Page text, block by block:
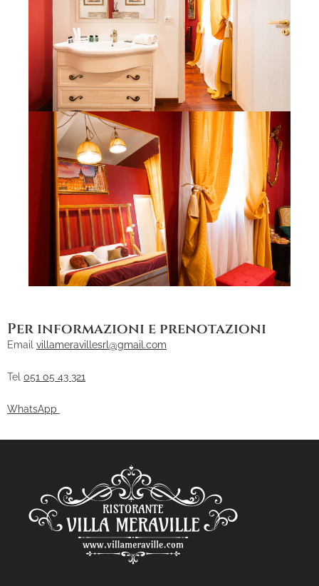
Per informazioni e prenotazioni
Email villameravillesrl@gmail.com
Tel 051 05 43 321
WhatsApp